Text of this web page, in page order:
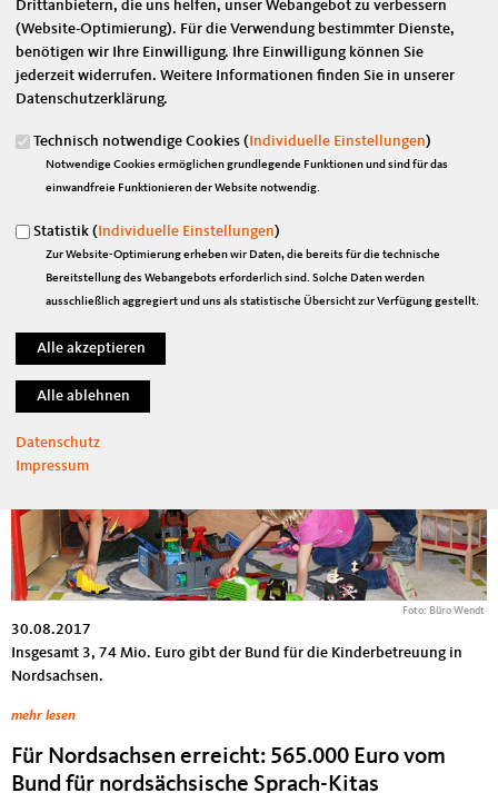
Die Gedenkstätte Geschlossener Jugendwerkhof Torgau erhält in der
laufenden Legislaturperiode Fördermittel in Höhe von insgesamt
137.000 Euro.
mehr lesen
Für Nordsachsen erreicht: 3,74 Millionen Euro
für Kinderbetreuung vom Bund
Foto: Büro Wendt
30.08.2017
Insgesamt 3, 74 Mio. Euro gibt der Bund für die Kinderbetreuung in
Nordsachsen.
mehr lesen
Für Nordsachsen erreicht: 565.000 Euro vom
Bund für nordsächsische Sprach-Kitas
Drittanbietern, die uns helfen, unser Webangebot zu verbessern
(Website-Optimierung). Für die Verwendung bestimmter Dienste,
benötigen wir Ihre Einwilligung. Ihre Einwilligung können Sie
jederzeit widerrufen. Weitere Informationen finden Sie in unserer
Datenschutzerklärung.
Technisch notwendige Cookies ( Individuelle Einstellungen)
Notwendige Cookies ermöglichen grundlegende Funktionen und sind für das
einwandfreie Funktionieren der Website notwendig.
Statistik ( Individuelle Einstellungen)
Zur Website-Optimierung erheben wir Daten, die bereits für die technische
Bereitstellung des Webangebots erforderlich sind. Solche Daten werden
ausschließlich aggregiert und uns als statistische Übersicht zur Verfügung gestellt.
Datenschutz
Impressum